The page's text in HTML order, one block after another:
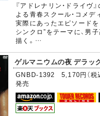
『アドレナリン・ドライヴ
よる青春スクール・コメデ
実際にあったエピソード
シンクロ”をテーマに、男
描く。…
ゲルマニウムの夜 デラッ
GNBD-1392 5,170円（税
発売